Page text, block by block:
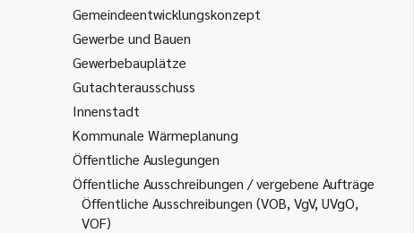
Gemeindeentwicklungskonzept
Gewerbe und Bauen
Gewerbebauplätze
Gutachterausschuss
Innenstadt
Kommunale Wärmeplanung
Öffentliche Auslegungen
Öffentliche Ausschreibungen / vergebene Aufträge
Öffentliche Ausschreibungen (VOB, VgV, UVgO,
VOF)